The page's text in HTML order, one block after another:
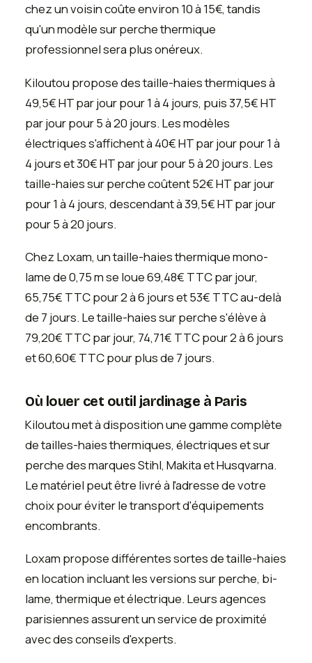
chez un voisin coûte environ 10 à 15€, tandis
qu'un modèle sur perche thermique
professionnel sera plus onéreux.
Kiloutou propose des taille-haies thermiques à
49,5€ HT par jour pour 1 à 4 jours, puis 37,5€ HT
par jour pour 5 à 20 jours. Les modèles
électriques s'affichent à 40€ HT par jour pour 1 à
4 jours et 30€ HT par jour pour 5 à 20 jours. Les
taille-haies sur perche coûtent 52€ HT par jour
pour 1 à 4 jours, descendant à 39,5€ HT par jour
pour 5 à 20 jours.
Chez Loxam, un taille-haies thermique mono-
lame de 0,75 m se loue 69,48€ TTC par jour,
65,75€ TTC pour 2 à 6 jours et 53€ TTC au-delà
de 7 jours. Le taille-haies sur perche s'élève à
79,20€ TTC par jour, 74,71€ TTC pour 2 à 6 jours
et 60,60€ TTC pour plus de 7 jours.
Où louer cet outil jardinage à Paris
Kiloutou met à disposition une gamme complète
de tailles-haies thermiques, électriques et sur
perche des marques Stihl, Makita et Husqvarna.
Le matériel peut être livré à l'adresse de votre
choix pour éviter le transport d'équipements
encombrants.
Loxam propose différentes sortes de taille-haies
en location incluant les versions sur perche, bi-
lame, thermique et électrique. Leurs agences
parisiennes assurent un service de proximité
avec des conseils d'experts.